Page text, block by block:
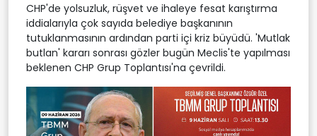
CHP'de yolsuzluk, rüşvet ve ihaleye fesat karıştırma
iddialarıyla çok sayıda belediye başkanının
tutuklanmasının ardından parti içi kriz büyüdü. 'Mutlak
butlan' kararı sonrası gözler bugün Meclis'te yapılması
beklenen CHP Grup Toplantısı'na çevrildi.